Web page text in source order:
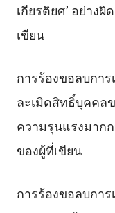
เกียรติยศ’ อย่าง
เขียน
การร้องขอลบกา
ละเมิดสิทธิ์บุคคล
ความรุนแรงมาก
ของผู้ที่เขียน
การร้องขอลบกา